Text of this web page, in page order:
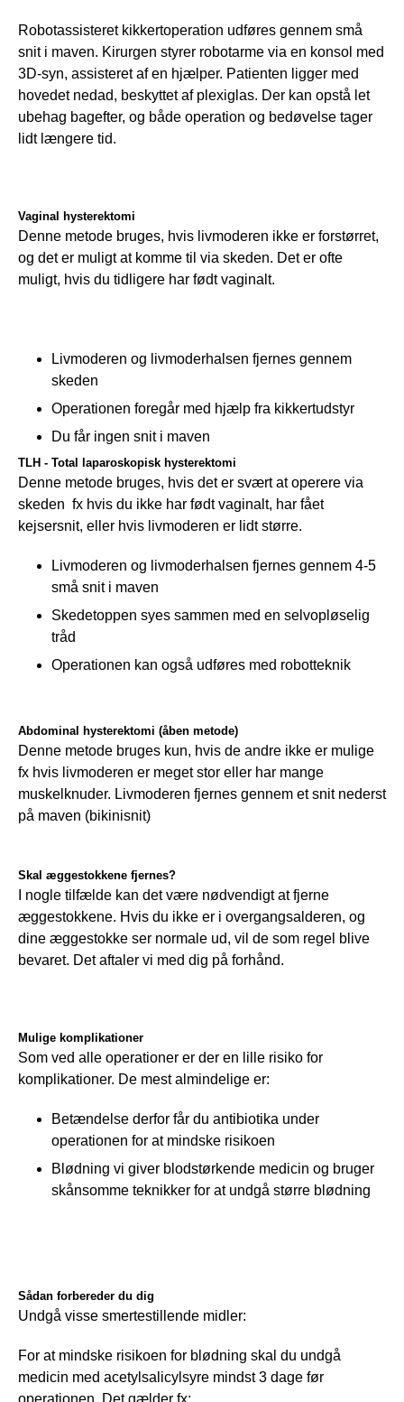
Robotassisteret kikkertoperation udføres gennem små
snit i maven. Kirurgen styrer robotarme via en konsol med
3D-syn, assisteret af en hjælper. Patienten ligger med
hovedet nedad, beskyttet af plexiglas. Der kan opstå let
ubehag bagefter, og både operation og bedøvelse tager
lidt længere tid.
Vaginal hysterektomi
Denne metode bruges, hvis livmoderen ikke er forstørret,
og det er muligt at komme til via skeden. Det er ofte
muligt, hvis du tidligere har født vaginalt.
Livmoderen og livmoderhalsen fjernes gennem
skeden
Operationen foregår med hjælp fra kikkertudstyr
Du får ingen snit i maven
TLH - Total laparoskopisk hysterektomi
Denne metode bruges, hvis det er svært at operere via
skeden  fx hvis du ikke har født vaginalt, har fået
kejsersnit, eller hvis livmoderen er lidt større.
Livmoderen og livmoderhalsen fjernes gennem 4-5
små snit i maven
Skedetoppen syes sammen med en selvopløselig
tråd
Operationen kan også udføres med robotteknik
Abdominal hysterektomi (åben metode)
Denne metode bruges kun, hvis de andre ikke er mulige
fx hvis livmoderen er meget stor eller har mange
muskelknuder. Livmoderen fjernes gennem et snit nederst
på maven (bikinisnit)
Skal æggestokkene fjernes?
I nogle tilfælde kan det være nødvendigt at fjerne
æggestokkene. Hvis du ikke er i overgangsalderen, og
dine æggestokke ser normale ud, vil de som regel blive
bevaret. Det aftaler vi med dig på forhånd.
Mulige komplikationer
Som ved alle operationer er der en lille risiko for
komplikationer. De mest almindelige er:
Betændelse derfor får du antibiotika under
operationen for at mindske risikoen
Blødning vi giver blodstørkende medicin og bruger
skånsomme teknikker for at undgå større blødning
Sådan forbereder du dig
Undgå visse smertestillende midler:
For at mindske risikoen for blødning skal du undgå
medicin med acetylsalicylsyre mindst 3 dage før